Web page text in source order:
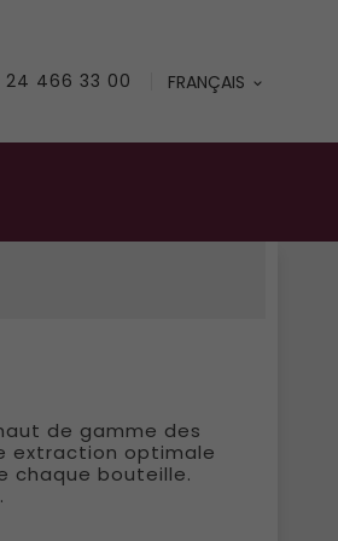
FRANÇAIS 
24 466 33 00
de gamme des
extraction optimale
chaque bouteille.